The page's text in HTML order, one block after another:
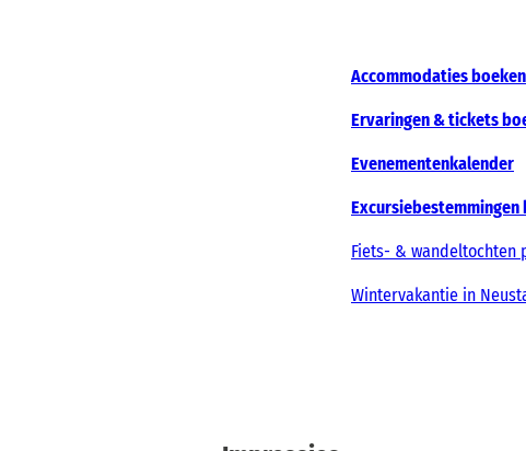
Accommodaties boeken
Ervaringen & tickets
Evenementenkalender
Excursiebestemmingen
Fiets- & wandeltochten
Wintervakantie in